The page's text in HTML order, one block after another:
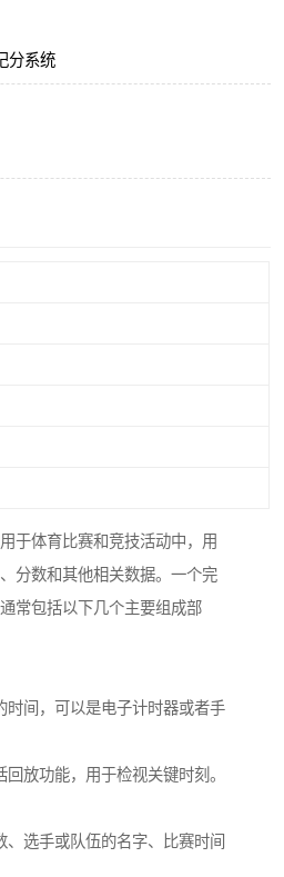
分系统
于体育比赛和竞技活动中，用
分数和其他相关数据。一个完
常包括以下几个主要组成部
间，可以是电子计时器或者手
放功能，用于检视关键时刻。
选手或队伍的名字、比赛时间